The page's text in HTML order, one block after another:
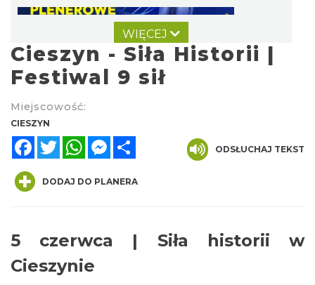
Cieszyn
Cieszyn
0.01 km
WIĘCEJ
Cieszyn - Siła Historii |
Festiwal 9 sił
Miejscowość:
CIESZYN
FacebookTwitterWhatsAppMessenger
ODSŁUCHAJ TEKST
DODAJ DO PLANERA
5 czerwca | Siła historii w
Cieszynie